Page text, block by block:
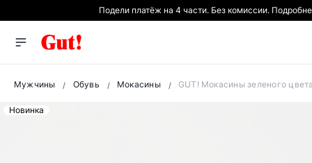
Подели платёж на 4 части. Без комиссии.
Мужчины Обувь Мокасины GUT! Мокасины зеленого
Новинка